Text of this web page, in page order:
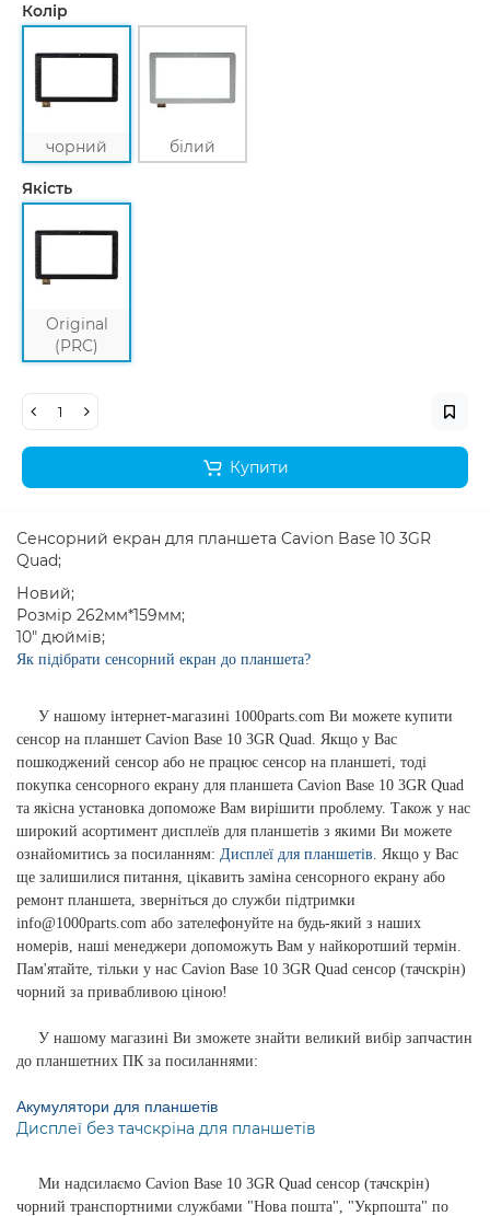
Колір
чорний білий
Якість
Original
(PRC)
Купити
Сенсорний екран для планшета Cavion Base 10 3GR
Quad;
Новий;
Розмір 262мм*159мм;
10" дюймів;
Як підібрати сенсорний екран до планшета?
У нашому інтернет-магазині 1000parts.com Ви можете купити
сенсор на планшет Cavion Base 10 3GR Quad. Якщо у Вас
пошкоджений сенсор або не працює сенсор на планшеті, тоді
покупка сенсорного екрану для планшета Cavion Base 10 3GR Quad
та якісна установка допоможе Вам вирішити проблему. Також у нас
широкий асортимент дисплеїв для планшетів з якими Ви можете
ознайомитись за посиланням: Дисплеї для планшетів. Якщо у Вас
ще залишилися питання, цікавить заміна сенсорного екрану або
ремонт планшета, зверніться до служби підтримки
info@1000parts.com або зателефонуйте на будь-який з наших
номерів, наші менеджери допоможуть Вам у найкоротший термін.
Пам'ятайте, тільки у нас Cavion Base 10 3GR Quad сенсор (тачскрін)
чорний за привабливою ціною!
У нашому магазині Ви зможете знайти великий вибір запчастин
до планшетних ПК за посиланнями:
Акумулятори для планшетів
Дисплеї без тачскріна для планшетів
Ми надсилаємо Cavion Base 10 3GR Quad сенсор (тачскрін)
чорний транспортними службами "Нова пошта", "Укрпошта" по